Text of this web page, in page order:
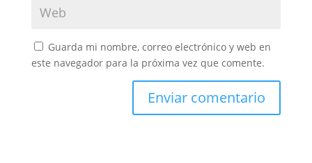
Guarda mi nombre, correo electrónico y web en
este navegador para la próxima vez que comente.